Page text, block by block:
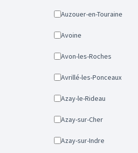
Auzouer-en-Touraine
Avoine
Avon-les-Roches
Avrillé-les-Ponceaux
Azay-le-Rideau
Azay-sur-Cher
Azay-sur-Indre